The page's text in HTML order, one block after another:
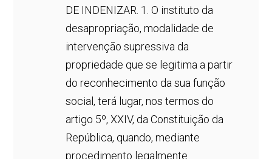
DE INDENIZAR. 1. O instituto da
desapropriação, modalidade de
intervenção supressiva da
propriedade que se legitima a partir
do reconhecimento da sua função
social, terá lugar, nos termos do
artigo 5º, XXIV, da Constituição da
República, quando, mediante
procedimento legalmente